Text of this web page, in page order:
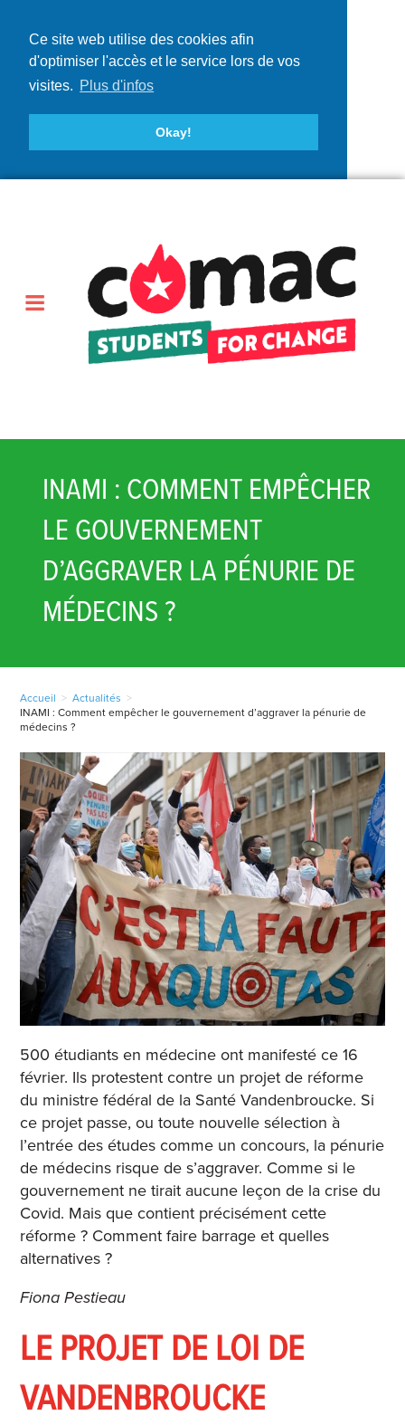
Ce site web utilise des cookies afin
d'optimiser l'accès et le service lors de vos
visites. Plus d'infos
Okay!
INAMI : COMMENT EMPÊCHER
LE GOUVERNEMENT
D’AGGRAVER LA PÉNURIE DE
MÉDECINS ?
Accueil > Actualités >
INAMI : Comment empêcher le gouvernement d’aggraver la pénurie de
médecins ?
500 étudiants en médecine ont manifesté ce 16
février. Ils protestent contre un projet de réforme
du ministre fédéral de la Santé Vandenbroucke. Si
ce projet passe, ou toute nouvelle sélection à
l’entrée des études comme un concours, la pénurie
de médecins risque de s’aggraver. Comme si le
gouvernement ne tirait aucune leçon de la crise du
Covid. Mais que contient précisément cette
réforme ? Comment faire barrage et quelles
alternatives ?
Fiona Pestieau
LE PROJET DE LOI DE
VANDENBROUCKE